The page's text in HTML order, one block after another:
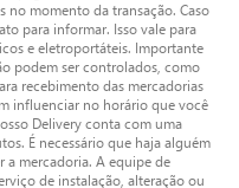
no momento da transação. Caso
para informar. Isso vale para
e eletroportáteis. Importante
podem ser controlados, como
recebimento das mercadorias
influenciar no horário que você
Delivery conta com uma
É necessário que haja alguém
a mercadoria. A equipe de
de instalação, alteração ou